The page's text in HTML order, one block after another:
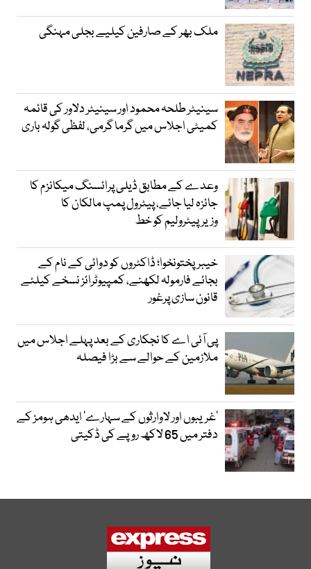
ملک بھر کے صارفین کیلیے بجلی مہنگی
سینیٹر طلحہ محمود اور سینیٹر دلاور کی قائمہ
کمیٹی اجلاس میں گرما گرمی، لفظی گولہ باری
وعدے کے مطابق ڈیلی پرائسنگ میکانزم کا
جائزہ لیا جائے، پیٹرول پمپ مالکان کا
وزیرپیٹرولیم کو خط
خیبرپختونخوا؛ ڈاکٹروں کو دوائی کے نام کے
بجائے فارمولہ لکھنے، کمپیوٹرائز نسخے کیلئے
قانون سازی پرغور
پی آئی اے کا نجکاری کے بعد پہلے اجلاس میں
ملازمین کے حوالے سے بڑا فیصلہ
’غریبوں اور لاوارثوں کے سہارے‘ ایدھی ہومز کے
دفتر میں 65 لاکھ روپے کی ڈکیتی